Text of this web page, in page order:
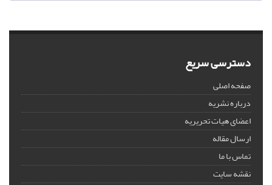
دسترسی سریع
صفحه اصلی
درباره نشریه
اعضای هیات تحریریه
ارسال مقاله
تماس با ما
نقشه سایت